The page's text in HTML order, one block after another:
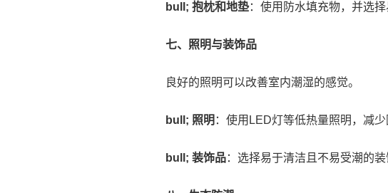
bull; 抱枕和地垫：使用防水填充物，并选择
七、照明与装饰品
良好的照明可以改善室内潮湿的感觉。
bull; 照明 ：使用LED灯等低热量照明，减少
bull; 装饰品：选择易于清洁且不易受潮的